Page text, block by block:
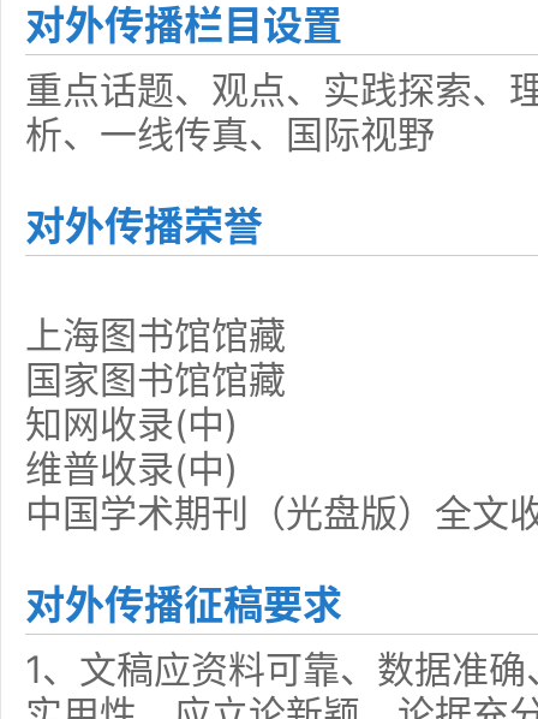
对外传播栏目设置
重点话题、观点、实践探索、
析、一线传真、国际视野
对外传播荣誉
上海图书馆馆藏
国家图书馆馆藏
知网收录(中)
维普收录(中)
中国学术期刊（光盘版）全文
对外传播征稿要求
1、文稿应资料可靠、数据准